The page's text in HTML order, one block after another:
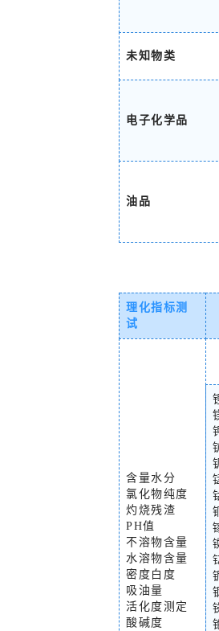
未知物类
电子化学品
油品
理化指标测
试
含量水分
氯化物纯度
灼烧残渣
PH值
不溶物含量
水溶物含量
密度白度
吸油量
活化度测定
酸碱度